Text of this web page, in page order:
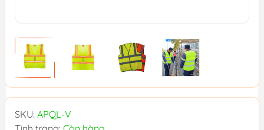
SKU: APQL-V